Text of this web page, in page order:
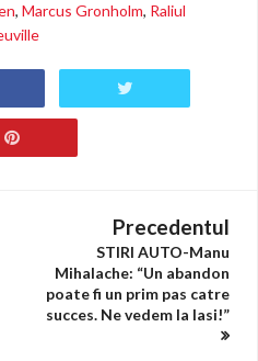
, Marcus Gronholm, Raliul
Precedentul
STIRI AUTO-Manu
Mihalache: “Un abandon
poate fi un prim pas catre
succes. Ne vedem la Iasi!”